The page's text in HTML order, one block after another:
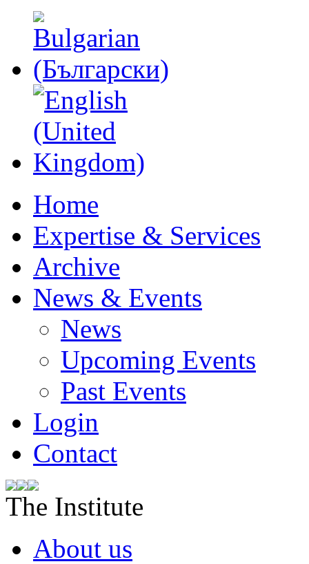
Home
Expertise & Services
Archive
News & Events
News
Upcoming Events
Past Events
Login
Contact
The Institute
About us